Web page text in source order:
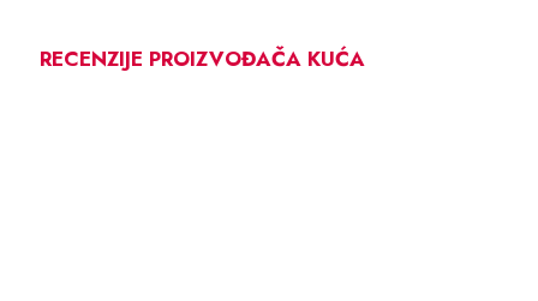
RECENZIJE PROIZVOĐAČA KUĆA